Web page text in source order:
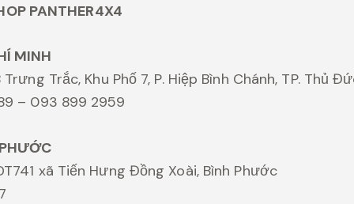
PANTHER4X4
MINH
Trắc, Khu Phố 7, P. Hiệp Bình Chánh, TP. Thủ
– 093 899 2959
xã Tiến Hưng Đồng Xoài, Bình Phước